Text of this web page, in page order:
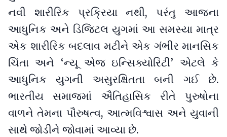
નવી શારીરિક પ્રક્રિયા નથી, પરંતુ આજના
આધુનિક અને ડિજિટલ યુગમાં આ સમસ્યા માત્ર
એક શારીરિક બદલાવ મટીને એક ગંભીર માનસિક
ચિંતા અને ‘ન્યૂ એજ ઇન્સિક્યોરિટી’ એટલે કે
આધુનિક યુગની અસુરક્ષિતતા બની ગઈ છે.
ભારતીય સમાજમાં ઐતિહાસિક રીતે પુરુષોના
વાળને તેમના પૌરુષત્વ, આત્મવિશ્વાસ અને યુવાની
સાથે જોડીને જોવામાં આવ્યા છે.